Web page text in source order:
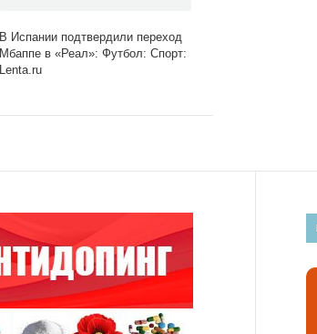
В Испании подтвердили переход
Мбаппе в «Реал»: Футбол: Спорт:
Lenta.ru